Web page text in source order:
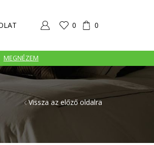
0 0
MEGNÉZEM
Vissza az előző oldalra